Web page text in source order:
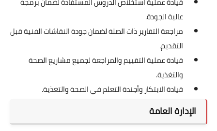
عالية الجودة.
مراجعة التقارير ذات الصلة لضمان جودة النقاشات الفنية قبل
التقديم.
قيادة عملية التقييم والمراجعة لجميع مشاريع الصحة
والتغذية.
قيادة الابتكار وأجندة التعلم في الصحة والتغذية.
الإدارة العامة